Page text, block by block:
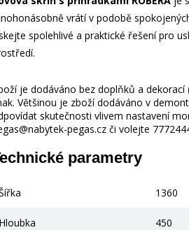
vrátí v podobě
spolehlivé a praktické řešení pro
je dodáváno bez doplňků a
Většinou je zboží dodáváno v
skutečnosti vlivem nastavení
pegas.cz či volejte
parametry
1360
Hloubka 450